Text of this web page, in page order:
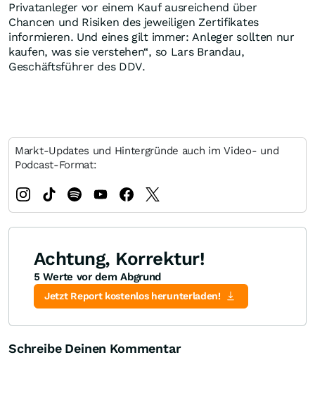
Privatanleger vor einem Kauf ausreichend über
Chancen und Risiken des jeweiligen Zertifikates
informieren. Und eines gilt immer: Anleger sollten nur
kaufen, was sie verstehen“, so Lars Brandau,
Geschäftsführer des DDV.
Markt-Updates und Hintergründe auch im Video- und
Podcast-Format:
Achtung, Korrektur!
5 Werte vor dem Abgrund
Jetzt Report kostenlos herunterladen!
Schreibe Deinen Kommentar